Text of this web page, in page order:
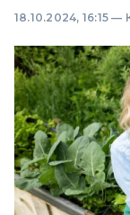
18.10.2024, 16:15 —